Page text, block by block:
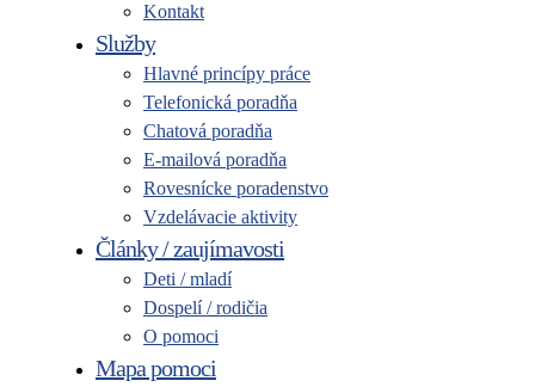
Kontakt
Služby
Hlavné princípy práce
Telefonická poradňa
Chatová poradňa
E-mailová poradňa
Rovesnícke poradenstvo
Vzdelávacie aktivity
Články / zaujímavosti
Deti / mladí
Dospelí / rodičia
O pomoci
Mapa pomoci